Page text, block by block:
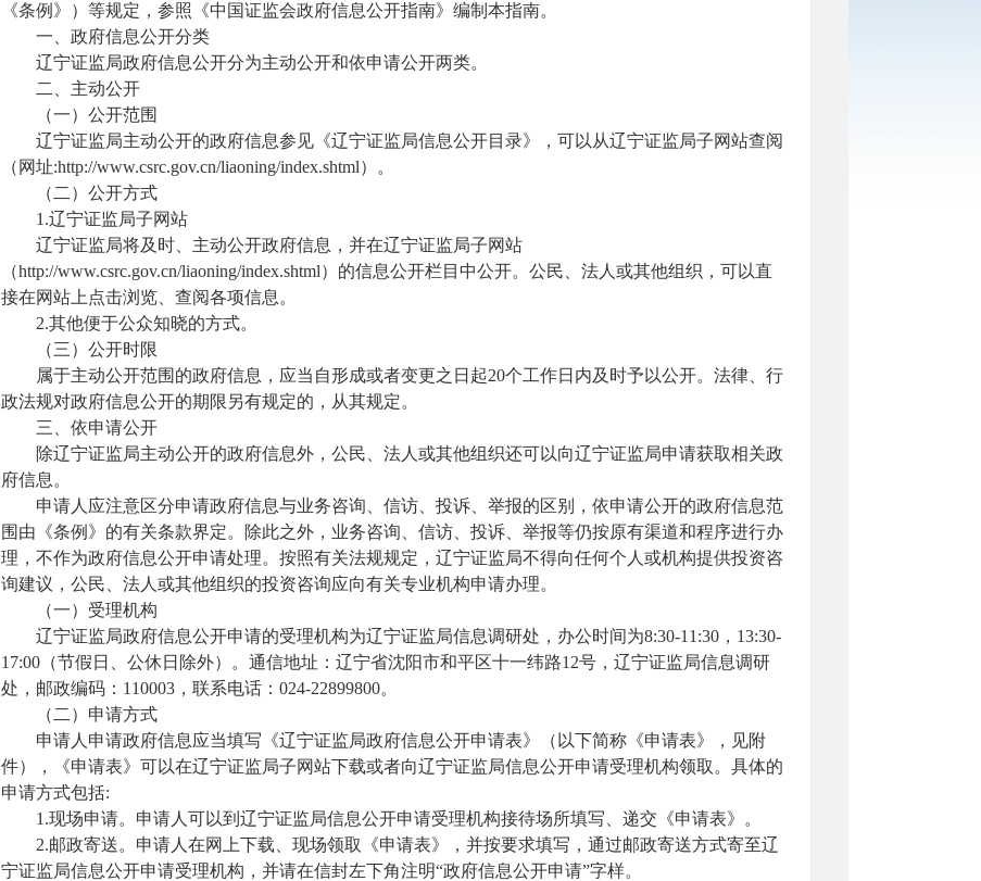
《条例》
） 等规定，参照《中国证监会政府信息公开指南》编制本指南。
一、政府信息公开分类
辽宁证监局政府信息公开分为主动公开和依申请公开两类。
二、主动公开
（一） 公开范围
辽宁证监局主动公开的政府信息参见《辽宁证监局信息公开目录》 ， 可以从辽宁证监局子网站查阅
（ 网址:http://www.csrc.gov.cn/liaoning/index.shtml）
。
（二）公开方式
1.辽宁证监局子网站
辽宁证监局将及时、主动公开政府信息 ， 并在辽宁证监局子网站
（http://www.csrc.gov.cn/liaoning/index.shtml） 的信息公开栏目中公开。公民、法人或其他组织 ， 可以直
接在网站上点击浏览、查阅各项信息。
2.其他便于公众知晓的方式。
（三）公开时限
属于主动公开范围的政府信息 ， 应当自形成或者变更之日起20个工作日内及时予以公开。法律、行
政法规对政府信息公开的期限另有规定的 ， 从其规定。
三、依申请公开
除辽宁证监局主动公开的政府信息外 ， 公民、法人或其他组织还可以向辽宁证监局申请获取相关政
府信息。
申请人应注意区分申请政府信息与业务咨询、信访、投诉、举报的区别
， 依申请公开的政府信息范
围由《条例》的有关条款界定。除此之外 ， 业务咨询、信访、投诉、举报等仍按原有渠道和程序进行办
理 ， 不作为政府信息公开申请处理。按照有关法规规定 ， 辽宁证监局不得向任何个人或机构提供投资咨
询建议 ， 公民、法人或其他组织的投资咨询应向有关专业机构申请办理。
（一）受理机构
辽宁证监局政府信息公开申请的受理机构为辽宁证监局信息调研处，办公时间为8:30-11:30，13:30-
17:00（节假日、公休日除外）。通信地址：辽宁省沈阳市和平区十一纬路12号，辽宁证监局信息调研
处 ，邮政编码：110003，联系电话：024-22899800。
（二）申请方式
申请人申请政府信息应当填写《辽宁证监局政府信息公开申请表》（以下简称《申请表》，见附
件），
《申请表》可以在辽宁证监局子网站下载或者向辽宁证监局信息公开申请受理机构领取。具体的
申请方式包括:
1.现场申请。申请人可以到辽宁证监局信息公开申请受理机构接待场所填写、递交《申请表》。
2.邮政寄送。申请人在网上下载、现场领取《申请表》 ， 并按要求填写 ， 通过邮政寄送方式寄至辽
宁证监局信息公开申请受理机构 ， 并请在信封左下角注明“政府信息公开申请”字样。